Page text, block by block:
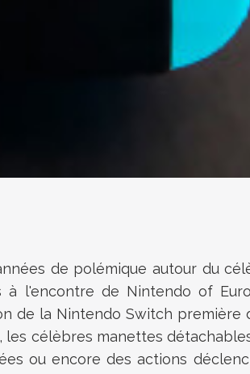
de polémique autour du
à l'encontre de Nintendo of
de la Nintendo Switch première
célèbres manettes
ou encore des actions